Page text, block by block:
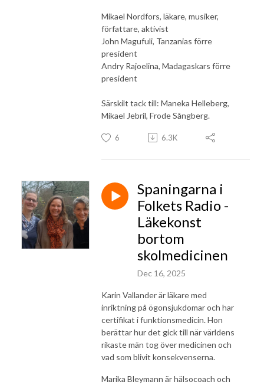
Mikael Nordfors, läkare, musiker,
författare, aktivist
John Magufuli, Tanzanias förre
president
Andry Rajoelina, Madagaskars förre
president
Särskilt tack till: Maneka Helleberg,
Mikael Jebril, Frode Sångberg.
6 6.3K
Spaningarna i
Folkets Radio -
Läkekonst
bortom
skolmedicinen
Dec 16, 2025
Karin Vallander är läkare med
inriktning på ögonsjukdomar och har
certifikat i funktionsmedicin. Hon
berättar hur det gick till när världens
rikaste män tog över medicinen och
vad som blivit konsekvenserna.
Marika Bleymann är hälsocoach och